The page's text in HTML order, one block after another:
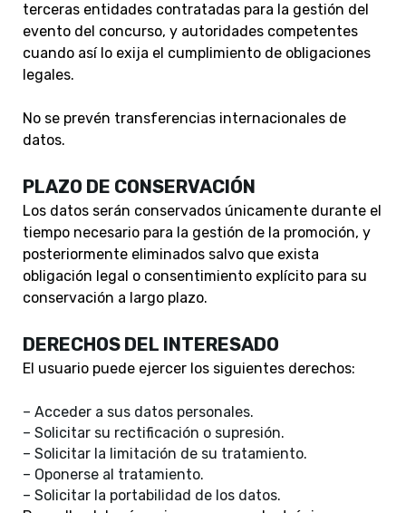
terceras entidades contratadas para la gestión del
evento del concurso, y autoridades competentes
cuando así lo exija el cumplimiento de obligaciones
legales.
No se prevén transferencias internacionales de
datos.
PLAZO DE CONSERVACIÓN
Los datos serán conservados únicamente durante el
tiempo necesario para la gestión de la promoción, y
posteriormente eliminados salvo que exista
obligación legal o consentimiento explícito para su
conservación a largo plazo.
DERECHOS DEL INTERESADO
El usuario puede ejercer los siguientes derechos:
– Acceder a sus datos personales.
– Solicitar su rectificación o supresión.
– Solicitar la limitación de su tratamiento.
– Oponerse al tratamiento.
– Solicitar la portabilidad de los datos.